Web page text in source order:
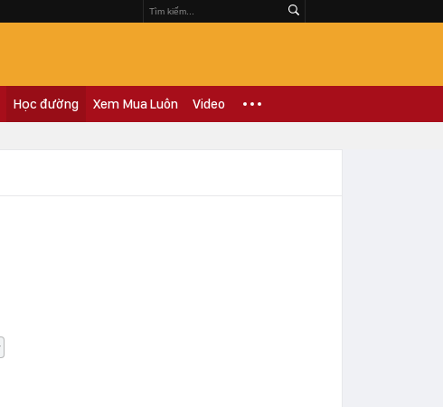
Học đường Xem Mua Luôn Video